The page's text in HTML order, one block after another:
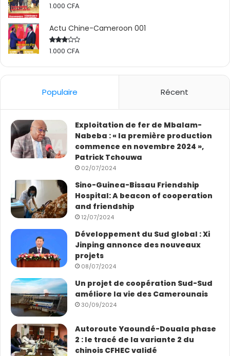
1.000 CFA
Actu Chine-Cameroon 001
Rated
1.000 CFA
Populaire Récent
Exploitation de fer de Mbalam-
Nabeba : « la première production
commence en novembre 2024 »,
Patrick Tchouwa
02/07/2024
Sino-Guinea-Bissau Friendship
Hospital: A beacon of cooperation
and friendship
12/07/2024
Développement du Sud global : Xi
Jinping annonce des nouveaux
projets
08/07/2024
Un projet de coopération Sud-Sud
améliore la vie des Camerounais
30/09/2024
Autoroute Yaoundé-Douala phase
2 : le tracé de la variante 2 du
chinois CFHEC validé